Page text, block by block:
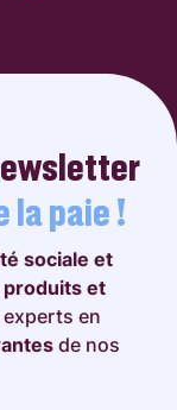
la paie !
sociale et
et
en
de nos